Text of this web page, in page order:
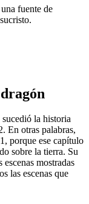
fuente de
la historia
En otras palabras,
porque ese capítulo
sobre la tierra. Su
mostradas
las escenas que